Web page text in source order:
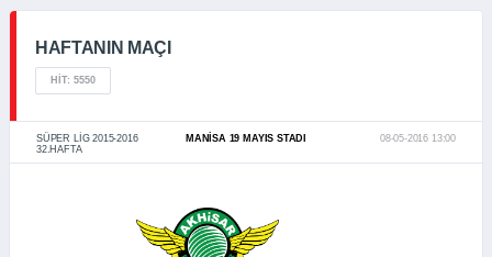
HAFTANIN MAÇI
HIT: 5550
SÜPER LIG 2015-2016
32.HAFTA
MANISA 19 MAYIS STADI 08-05-2016 13:00